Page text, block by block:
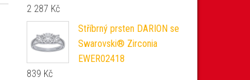
2 287 Kč
Stříbrný prsten DARION se
Swarovski® Zirconia
EWER02418
839 Kč